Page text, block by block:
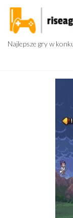
Przejdź
treści
Najlepsze gry w